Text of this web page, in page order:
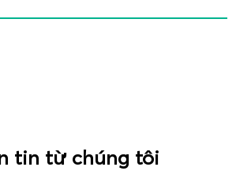
tin từ chúng tôi